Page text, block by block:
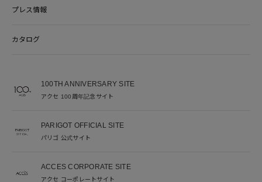
プレス情報
カタログ
100TH ANNIVERSARY SITE
アクセ 100周年記念サイト
PARIGOT OFFICIAL SITE
パリゴ 公式サイト
ACCES CORPORATE SITE
アクセ コーポレートサイト